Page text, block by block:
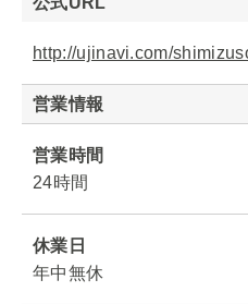
http://ujinavi.com/
営業情報
営業時間
24時間
休業日
年中無休